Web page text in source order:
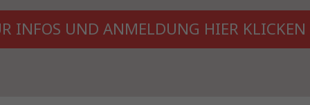
INFOS UND ANMELDUNG HIER